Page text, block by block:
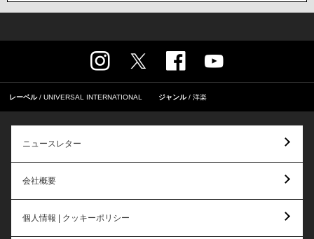
レーベル UNIVERSAL INTERNATIONAL ジャンル 洋楽
ニュースレター
会社概要
個人情報 | クッキーポリシー